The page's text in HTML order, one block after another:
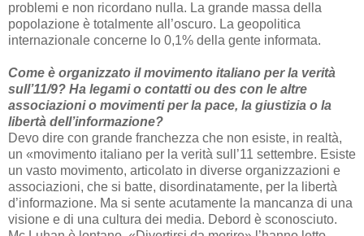
problemi e non ricordano nulla. La grande massa della
popolazione è totalmente all’oscuro. La geopolitica
internazionale concerne lo 0,1% della gente informata.
Come è organizzato il movimento italiano per la verità
sull’11/9? Ha legami o contatti ou des con le altre
associazioni o movimenti per la pace, la giustizia o la
libertà dell’informazione?
Devo dire con grande franchezza che non esiste, in realtà,
un «movimento italiano per la verità sull’11 settembre. Esiste
un vasto movimento, articolato in diverse organizzazioni e
associazioni, che si batte, disordinatamente, per la libertà
d’informazione. Ma si sente acutamente la mancanza di una
visione e di una cultura dei media. Debord è sconosciuto.